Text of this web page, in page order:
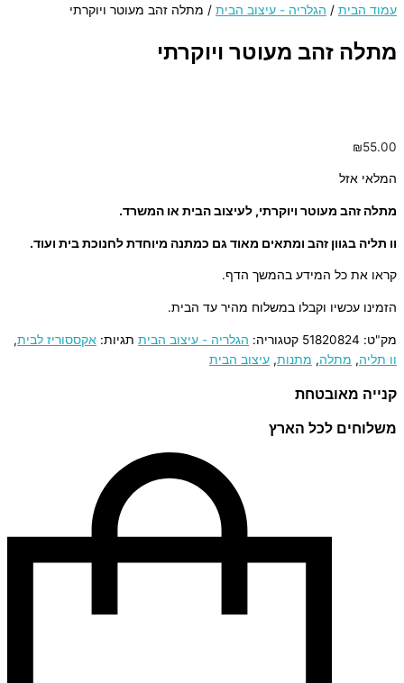
עמוד הבית / הגלריה - עיצוב הבית / מתלה זהב מעוטר ויוקרתי
מתלה זהב מעוטר ויוקרתי
₪55.00
המלאי אזל
מתלה זהב מעוטר ויוקרתי, לעיצוב הבית או המשרד.
וו תליה בגוון זהב ומתאים מאוד גם כמתנה מיוחדת לחנוכת בית ועוד.
קראו את כל המידע בהמשך הדף.
הזמינו עכשיו וקבלו במשלוח מהיר עד הבית.
מק"ט: 51820824 קטגוריה: הגלריה - עיצוב הבית תגיות: אקססוריז לבית,
וו תליה, מתלה, מתנות, עיצוב הבית
קנייה מאובטחת
משלוחים לכל הארץ